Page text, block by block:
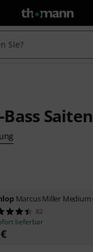
Saiten
Marcus Miller Medium
82
lieferbar
€